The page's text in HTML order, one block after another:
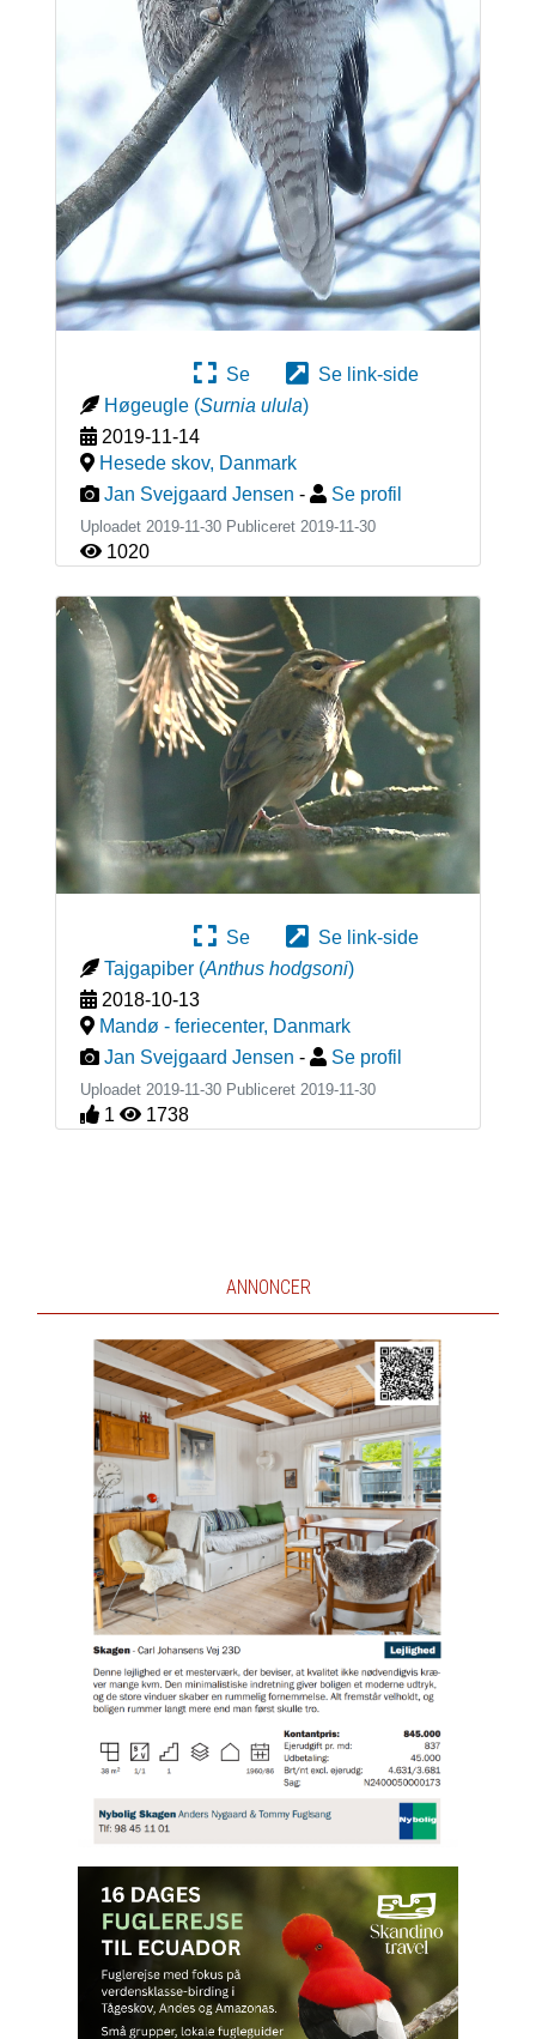
Se
Se link-side
Høgeugle (Surnia ulula)
2019-11-14
Hesede skov, Danmark
Jan Svejgaard Jensen - Se profil
Uploadet 2019-11-30 Publiceret 2019-11-30
1020
Se
Se link-side
Tajgapiber (Anthus hodgsoni)
2018-10-13
Mandø - feriecenter, Danmark
Jan Svejgaard Jensen - Se profil
Uploadet 2019-11-30 Publiceret 2019-11-30
1 1738
ANNONCER